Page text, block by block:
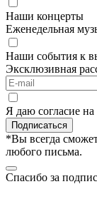
Наши концерты
Еженедельная
Наши события к
Эксклюзивная
Я даю согласие на
Подписаться
*Вы всегда
любого письма.
Спасибо за